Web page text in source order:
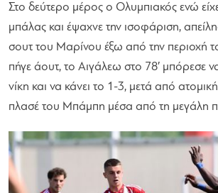
Στο δεύτερο μέρος ο Ολυμπιακός ενώ
μπάλας και έψαχνε την ισοφάριση,
σουτ του Μαρίνου έξω από την περιοχή
πήγε άουτ, το Αιγάλεω στο 78′ μπόρεσε
νίκη και να κάνει το 1-3, μετά από ατομική
πλασέ του Μπάμπη μέσα από τη μεγάλη